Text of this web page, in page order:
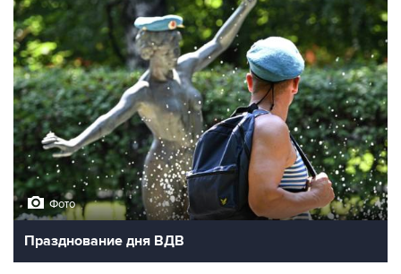
Фото
Празднование дня ВДВ